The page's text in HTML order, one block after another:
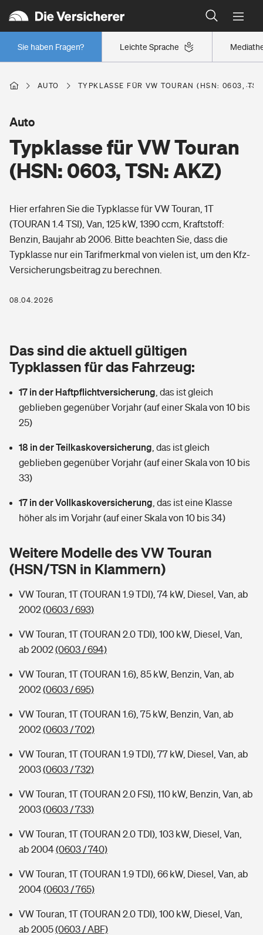
Leichte Sprache
Sie haben Fragen?
Wer versichert was: Jetzt Versicherer finden
Regionalklassen: So ist Ihre Region eingestuft
Wer versichert was: Jetzt Versicherer finden
Berufsunfähigkeitsversicherung
Erwerbsunfähigkeitsversicherung
Grundfähigkeitsversicherung
Arbeitsrechtsschutz
Berufshaftpflichtversicherung
Zur Übersicht
Tools
Wer versichert was: Jetzt Versicherer finden
Sie haben Fragen?
Wohnen
Elementarversicherung
Glasversicherung
Mietkautionsversicherung
Restkreditversicherung
Zur Übersicht
Tools
Hochwasser-Check: Wie gefährdet ist Ihr Haus?
Sie haben Fragen?
Freizeit
Pri­vate Haft­pflicht­
Kinderunfall­ver­si­che­rung
Kinderinvalidität
Hundehalter-Haftpflicht
Handyversicherung
Private Cyberversicherung
Zur Übersicht
Kinderunfall-Check: Mehr Sicherheit für deine Kids
Typklassen: So ist Ihr Auto eingestuft
Sie haben Fragen?
Gesundheit
Private Krankenversicherung
Dread-Disease-Versicherung
Tierkrankenversicherung
Zur Übersicht
Tools
Wer versichert was: Jetzt Versicherer finden
Rentenrechner: Wie viel Geld bekomme ich im Alter?
AUTO TYPKLASSE FÜR VW TOURAN (HSN: 0603,
Typklasse für VW Touran
(HSN: 0603, TSN: AKZ)
Auto
Hier erfahren Sie die Typklasse für VW Touran, 1T
(TOURAN 1.4 TSI), Van, 125 kW, 1390 ccm, Kraftstoff:
Benzin, Baujahr ab 2006. Bitte beachten Sie, dass die
Typklasse nur ein Tarifmerkmal von vielen ist, um den Kfz-
Versicherungsbeitrag zu berechnen.
08.04.2026
Das sind die aktuell gültigen
Typklassen für das Fahrzeug:
17 in der Haftpflichtversicherung das ist gleich
geblieben gegenüber Vorjahr (auf einer Skala von 10 bis
25)
18 in der Teilkaskoversicherung das ist gleich
geblieben gegenüber Vorjahr (auf einer Skala von 10 bis
33)
17 in der Vollkaskoversicherung das ist eine Klasse
höher als im Vorjahr (auf einer Skala von 10 bis 34)
Weitere Modelle des VW Touran
(HSN/TSN in Klammern)
VW Touran, 1T (TOURAN 1.9 TDI), 74 kW, Diesel, Van, ab
2002(0603 / 693)
VW Touran, 1T (TOURAN 2.0 TDI), 100 kW, Diesel, Van,
ab 2002(0603 / 694)
VW Touran, 1T (TOURAN 1.6), 85 kW, Benzin, Van, ab
2002(0603 / 695)
VW Touran, 1T (TOURAN 1.6), 75 kW, Benzin, Van, ab
2002(0603 / 702)
VW Touran, 1T (TOURAN 1.9 TDI), 77 kW, Diesel, Van, ab
2003(0603 / 732)
VW Touran, 1T (TOURAN 2.0 FSI), 110 kW, Benzin, Van, ab
2003(0603 / 733)
VW Touran, 1T (TOURAN 2.0 TDI), 103 kW, Diesel, Van,
ab 2004(0603 / 740)
VW Touran, 1T (TOURAN 1.9 TDI), 66 kW, Diesel, Van, ab
2004(0603 / 765)
VW Touran, 1T (TOURAN 2.0 TDI), 100 kW, Diesel, Van,
ab 2005(0603 / ABF)